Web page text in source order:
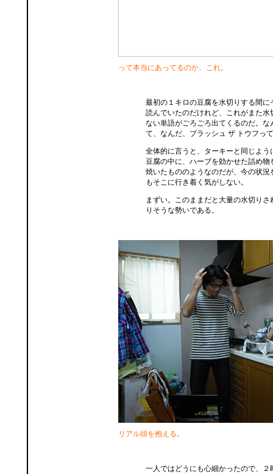
って本当にあってるのか、これ。
最初の１キロの豆腐を水切りする間に
読んでいたのだけれど、これがまた水
ない単語がごろごろ出てくるのだ。な
て、なんだ、ブラッシュ ザ トウフっ
全体的に言うと、ターキーと同じよう
豆腐の中に、ハーブを効かせた詰め物
焼いたもののようなのだが、今の状況
もそこに行き着く気がしない。
まずい。このままだと大量の水切りさ
りそうな勢いである。
リアル頭を抱える。
一人ではどうにも心細かったので、２